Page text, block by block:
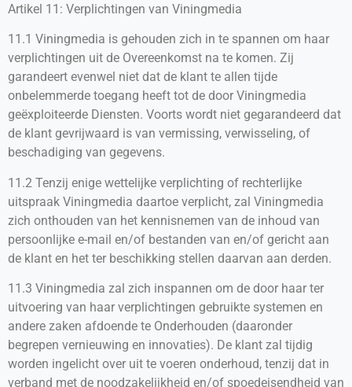
Artikel 11: Verplichtingen van Viningmedia
11.1 Viningmedia is gehouden zich in te spannen om haar
verplichtingen uit de Overeenkomst na te komen. Zij
garandeert evenwel niet dat de klant te allen tijde
onbelemmerde toegang heeft tot de door Viningmedia
geëxploiteerde Diensten. Voorts wordt niet gegarandeerd dat
de klant gevrijwaard is van vermissing, verwisseling, of
beschadiging van gegevens.
11.2 Tenzij enige wettelijke verplichting of rechterlijke
uitspraak Viningmedia daartoe verplicht, zal Viningmedia
zich onthouden van het kennisnemen van de inhoud van
persoonlijke e-mail en/of bestanden van en/of gericht aan
de klant en het ter beschikking stellen daarvan aan derden.
11.3 Viningmedia zal zich inspannen om de door haar ter
uitvoering van haar verplichtingen gebruikte systemen en
andere zaken afdoende te Onderhouden (daaronder
begrepen vernieuwing en innovaties). De klant zal tijdig
worden ingelicht over uit te voeren onderhoud, tenzij dat in
verband met de noodzakelijkheid en/of spoedeisendheid van